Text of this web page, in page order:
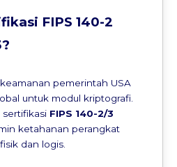
FIPS 140-2
pemerintah USA
untuk modul kriptografi.
sertifikasi FIPS 140-2/3
ketahanan perangkat
dan logis.